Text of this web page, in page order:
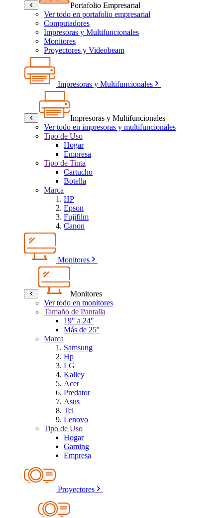
Portafolio Empresarial
Ver todo en portafolio empresarial
Computadores
Impresoras y Multifuncionales
Monitores
Proyectores y Videobeam
Impresoras y Multifuncionales
Impresoras y Multifuncionales
Ver todo en impresoras y multifuncionales
Tipo de Uso
Hogar
Empresa
Tipo de Tinta
Cartucho
Botella
Marca
HP
Epson
Fujifilm
Canon
Monitores
Monitores
Ver todo en monitores
Tamaño de Pantalla
19" a 24"
Más de 25"
Marca
Samsung
Hp
LG
Kalley
Acer
Predator
Asus
Tcl
Lenovo
Tipo de Uso
Hogar
Gaming
Empresa
Proyectores